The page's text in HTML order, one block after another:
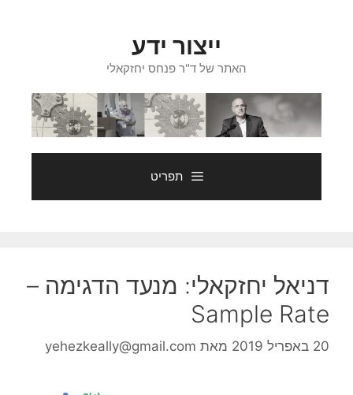
ייצור ידע
האתר של ד"ר פנחס יחזקאלי
תפריט
דניאל יחזקאלי: מנעד הדגימה –
Sample Rate
20 באפריל 2019 מאת yehezkeally@gmail.com